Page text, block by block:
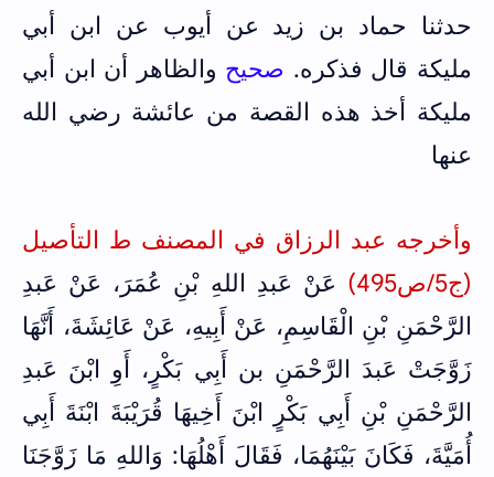
حدثنا حماد بن زيد عن أيوب عن ابن أبي
مليكة قال فذكره. صحيح والظاهر أن ابن أبي
مليكة أخذ هذه القصة من عائشة رضي الله
عنها
وأخرجه عبد الرزاق في المصنف ط التأصيل
(ج5/ص495)
عَنْ عَبدِ اللهِ بْنِ عُمَرَ، عَنْ عَبدِ
الرَّحْمَنِ بْنِ الْقَاسِمِ، عَنْ أَبِيهِ، عَنْ عَائِشَةَ، أَنَّهَا
زَوَّجَتْ عَبدَ الرَّحْمَنِ بن أَبِي بَكْرٍ، أَوِ ابْنَ عَبدِ
الرَّحْمَنِ بْنِ أَبِي بَكْرٍ ابْنَ أَخِيهَا قُرَيْبَةَ ابْنَةَ أَبِي
أُمَيَّةَ، فَكَانَ بَيْنَهُمَا، فَقَالَ أَهْلُهَا: وَاللهِ مَا زَوَّجَنَا